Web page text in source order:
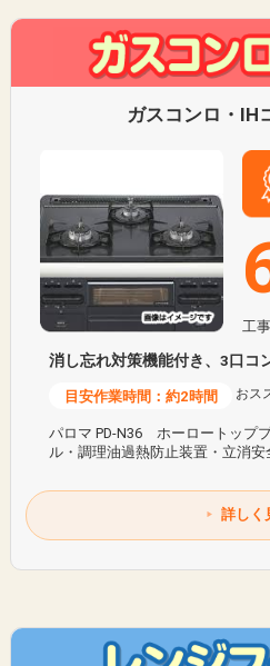
ガスコンロ・IH
工
消し忘れ対策機能付き、3口コ
目安作業時間：約2時間 おス
パロマ PD-N36 ホーロートップ
ル・調理油過熱防止装置・立消安
詳しく